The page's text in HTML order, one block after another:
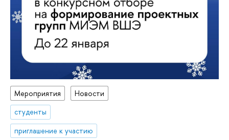
Мероприятия
Новости
студенты
приглашение к участию